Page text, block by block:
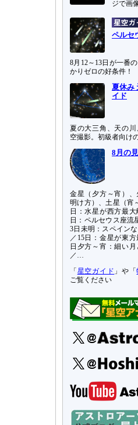
ジで画
ペルセ
8月12～13日が一番
かりゼロの好条件！
夏休み
イド
夏の大三角、天の
空撮影。初級者向け
8月の
金星（夕方～宵）、
明け方）、土星（宵
日：水星が西方最大
日：ペルセウス座流
3日未明：スペイン
／15日：金星が東
日夕方～宵：細い
／…
「 星空ガイド 」や「
ご覧ください